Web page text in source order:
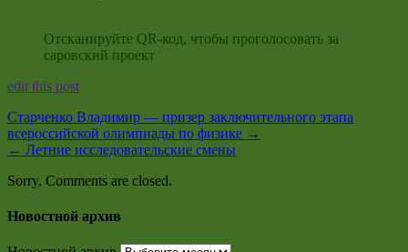
Отсканируйте QR-код, чтобы проголосовать за
саровский проект
edit this post
Старченко Владимир — призер заключительного этапа
всероссийской олимпиады по физике →
← Летние исследовательские смены
Sorry, Comments are closed.
Новостной архив